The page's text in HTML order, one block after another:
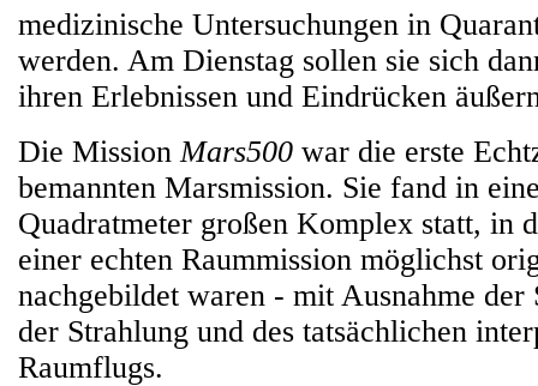
medizinische Untersuchungen in
werden. Am Dienstag sollen sie sich
ihren Erlebnissen und Eindrücken
Die MissionMars500 war die erste
bemannten Marsmission. Sie fand in
Quadratmeter großen Komplex statt, in
einer echten Raummission möglichst
nachgebildet waren - mit Ausnahme der
der Strahlung und des tatsächlichen
Raumflugs.